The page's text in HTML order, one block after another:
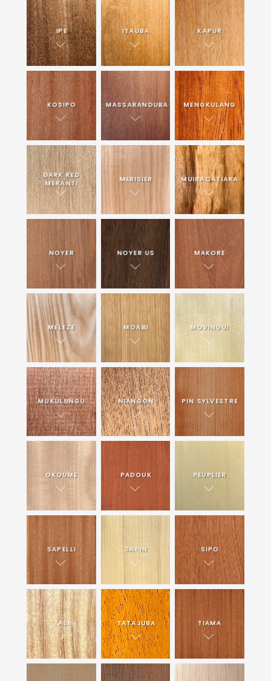
IPE ITAUBA KAPUR
KOSIPO MASSARANDUBA MENGKULANG
DARK RED
MERANTI MERISIER MUIRACATIARA
NOYER NOYER US MAKORE
MELEZE MOABI MOVINGUI
MUKULUNGU NIANGON PIN SYLVESTRE
OKOUME PADOUK PEUPLIER
SAPELLI SAPIN SIPO
TALI TATAJUBA TIAMA